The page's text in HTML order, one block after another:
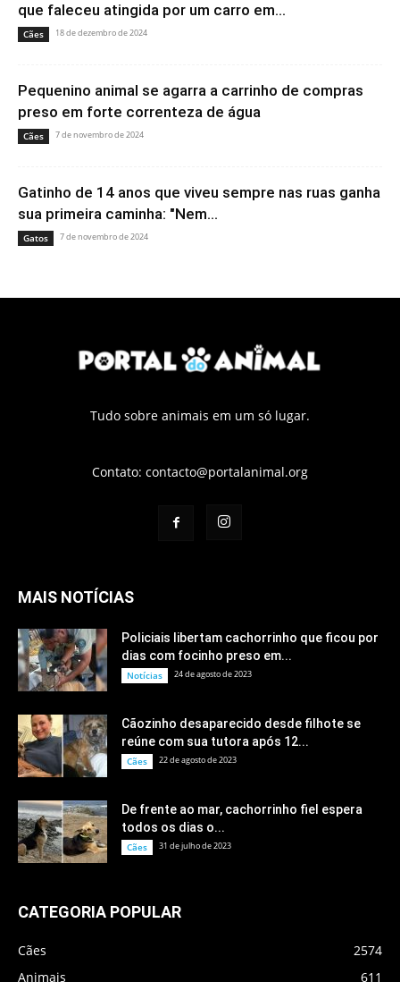
que faleceu atingida por um carro em...
Cães 18 de dezembro de 2024
Pequenino animal se agarra a carrinho de compras
preso em forte correnteza de água
Cães 7 de novembro de 2024
Gatinho de 14 anos que viveu sempre nas ruas ganha
sua primeira caminha: "Nem...
Gatos 7 de novembro de 2024
Tudo sobre animais em um só lugar.
Contato: contacto@portalanimal.org
MAIS NOTÍCIAS
Policiais libertam cachorrinho que ficou por
dias com focinho preso em...
Notícias 24 de agosto de 2023
Cãozinho desaparecido desde filhote se
reúne com sua tutora após 12...
Cães 22 de agosto de 2023
De frente ao mar, cachorrinho fiel espera
todos os dias o...
Cães 31 de julho de 2023
CATEGORIA POPULAR
Cães
2574
Animais
611